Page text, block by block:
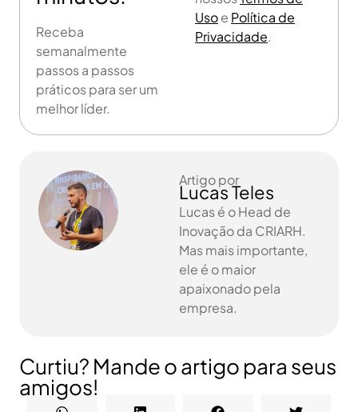
Receba
semanalmente
passos a passos
práticos para ser um
melhor líder.
Usoe Política de
Privacidade.
Artigo por
Lucas Teles
Lucas é o Head de
Inovação da CRIARH.
Mas mais importante,
ele é o maior
apaixonado pela
empresa.
Curtiu? Mande o artigo para seus
amigos!